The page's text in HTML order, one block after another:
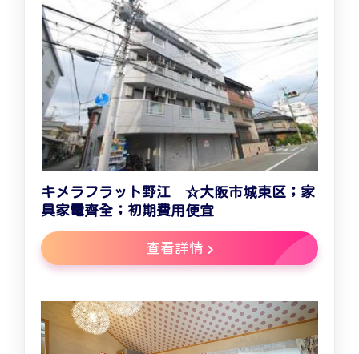
キメラフラット野江 ☆大阪市城東区；家
具家電齊全；初期費用便宜
查看詳情